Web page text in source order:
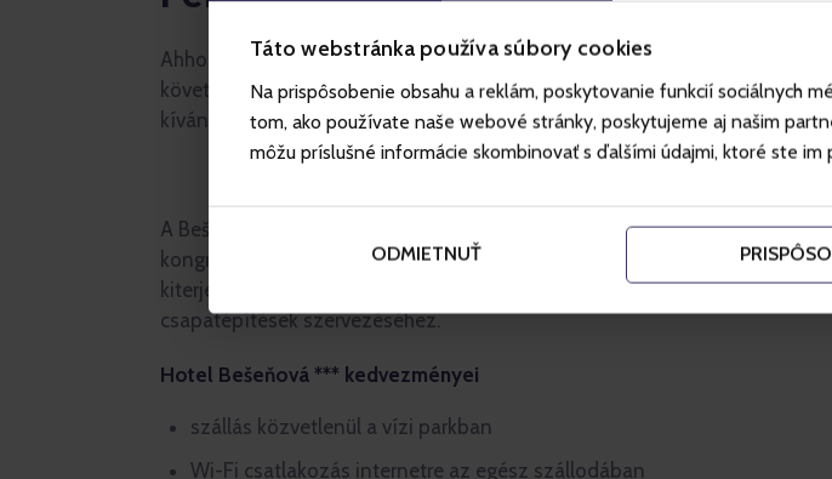
Táto webstránka používa súbory cookies
Na prispôsobenie obsahu a reklám, poskytovanie funkcií sociálnych
tom, ako používate naše webové stránky, poskytujeme aj našim
môžu príslušné informácie skombinovať s ďalšími údajmi, ktoré ste
ODMIETNUŤ
Ahhoz, hogy bebiztosítsuk Önöknek a maximális kényelmet, a
következő szolgáltatásokon kívül készen állunk teljesíteni egyéni
kívánságaikat.
A Bešeňová szállodában való szálláson kívül korszerűen felszerelt
kongresszusi központot is találnak 4 konferenciahelységgel és nagy
kiterjedésű férőhellyel 500 főig, ami ideális cégi rendezvények és
csapatépítések szervezéséhez.
Hotel Bešeňová *** kedvezményei
szállás közvetlenül a vízi parkban
Wi-Fi csatlakozás internetre az egész szállodában